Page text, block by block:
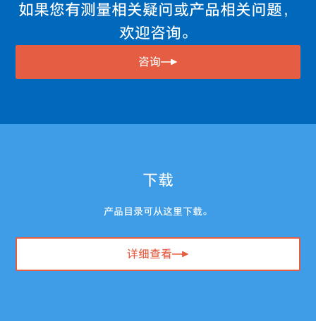
如果您有测量相关疑问或产品相关问题，
欢迎咨询。
咨询
下载
产品目录可从这里下载。
详细查看